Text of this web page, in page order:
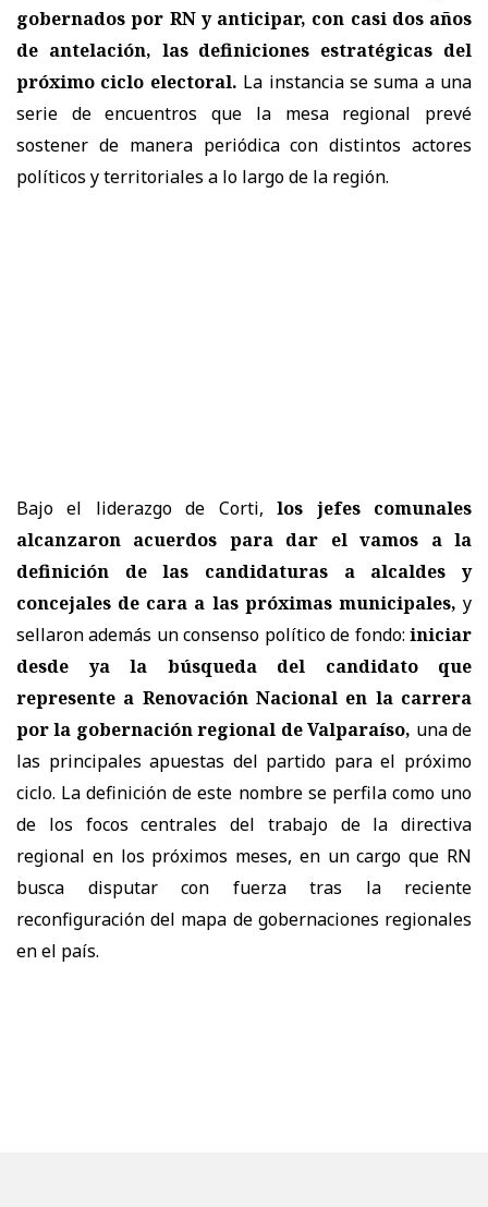
gobernados por RN y anticipar, con casi dos años
de antelación, las definiciones estratégicas del
próximo ciclo electoral. La instancia se suma a una
serie de encuentros que la mesa regional prevé
sostener de manera periódica con distintos actores
políticos y territoriales a lo largo de la región.
Bajo el liderazgo de Corti, los jefes comunales
alcanzaron acuerdos para dar el vamos a la
definición de las candidaturas a alcaldes y
concejales de cara a las próximas municipales, y
sellaron además un consenso político de fondo: iniciar
desde ya la búsqueda del candidato que
represente a Renovación Nacional en la carrera
por la gobernación regional de Valparaíso, una de
las principales apuestas del partido para el próximo
ciclo. La definición de este nombre se perfila como uno
de los focos centrales del trabajo de la directiva
regional en los próximos meses, en un cargo que RN
busca disputar con fuerza tras la reciente
reconfiguración del mapa de gobernaciones regionales
en el país.